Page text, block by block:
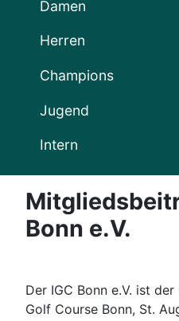
Damen
Herren
Champions
Jugend
Intern
Bonn e.V.
Der IGC Bonn e.V. ist
Golf Course Bonn, St.